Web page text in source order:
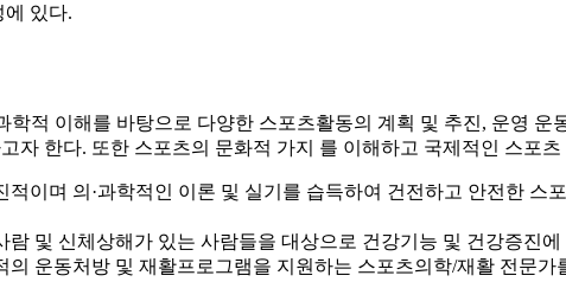
에 있다.
학적 이해를 바탕으로 다양한 스포츠활동의 계획 및 추진, 운영
자 한다. 또한 스포츠의 문화적 가지 를 이해하고 국제적인 스포
적이며 의·과학적인 이론 및 실기를 습득하여 건전하고 안전한 스
람 및 신체상해가 있는 사람들을 대상으로 건강기능 및 건강증진
의 운동처방 및 재활프로그램을 지원하는 스포츠의학/재활 전문가